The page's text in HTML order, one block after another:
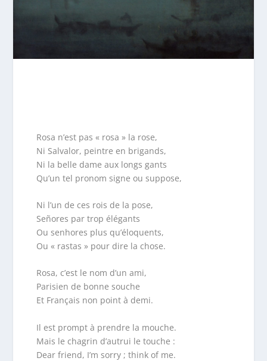
Rosa n’est pas « rosa » la rose,
Ni Salvalor, peintre en brigands,
Ni la belle dame aux longs gants
Qu’un tel pronom signe ou suppose,
Ni l’un de ces rois de la pose,
Señores par trop élégants
Ou senhores plus qu’éloquents,
Ou « rastas » pour dire la chose.
Rosa, c’est le nom d’un ami,
Parisien de bonne souche
Et Français non point à demi.
Il est prompt à prendre la mouche.
Mais le chagrin d’autrui le touche :
Dear friend, I’m sorry ; think of me.